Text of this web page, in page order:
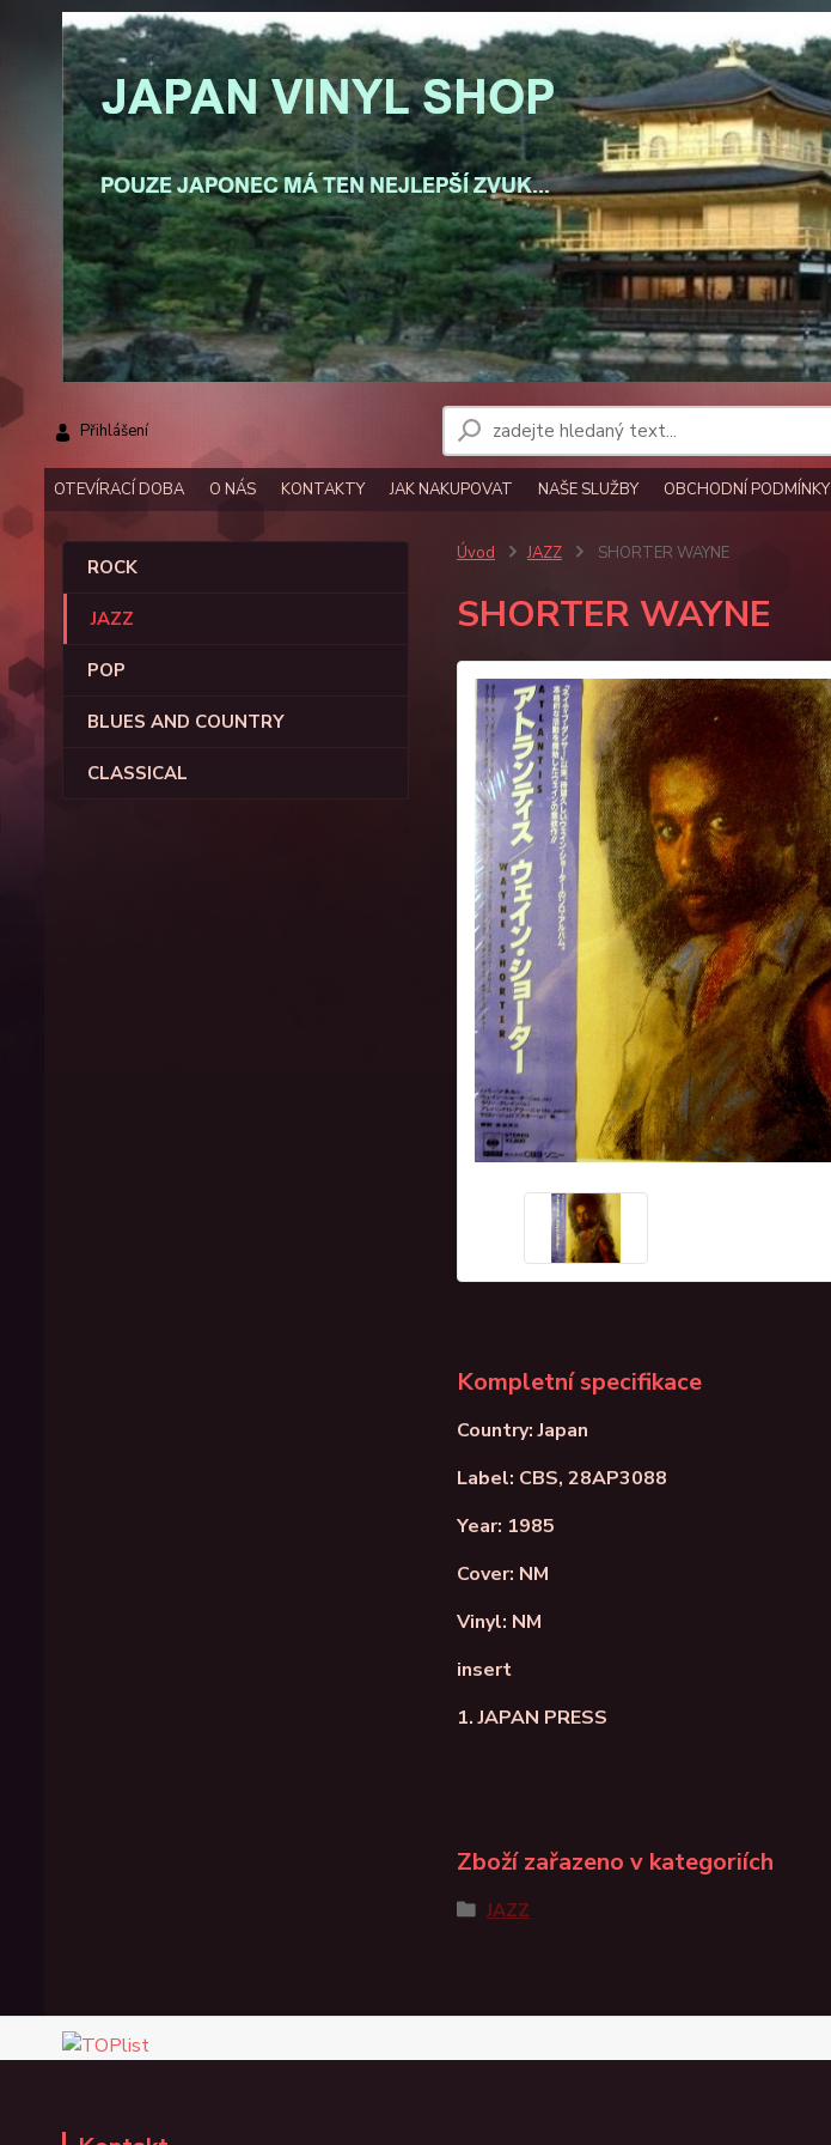
OTEVÍRACÍ DOBA O NÁS KONTAKTY JAK NAKUPOVAT NAŠE SLUŽBY OBCHODNÍ PODMÍNKY
Přihlášení
ROCK
JAZZ
POP
BLUES AND COUNTRY
CLASSICAL
Úvod JAZZ SHORTER WAYNE
SHORTER WAYNE
Kompletní specifikace
Country: Japan
Label: CBS, 28AP3088
Year: 1985
Cover: NM
Vinyl: NM
insert
1. JAPAN PRESS
Zboží zařazeno v kategoriích
JAZZ